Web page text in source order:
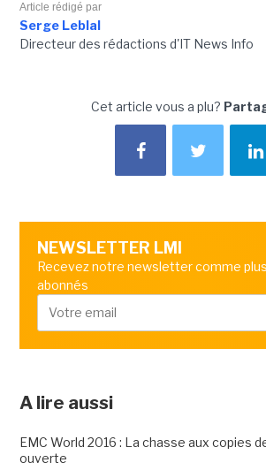
Article rédigé par
Serge Leblal
Directeur des rédactions d'IT News Info
Cet article vous a plu?
NEWSLETTER LMI
Recevez notre newsletter comme
abonnés
A lire aussi
EMC World 2016 : La chasse aux copies
ouverte